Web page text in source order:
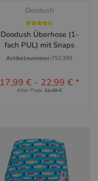
Doodush
Doodush Überhose (1-
fach PUL) mit Snaps
Artikelnummer:751399
17,99 €- 22,99 € *
Alter Preis:21,49 €